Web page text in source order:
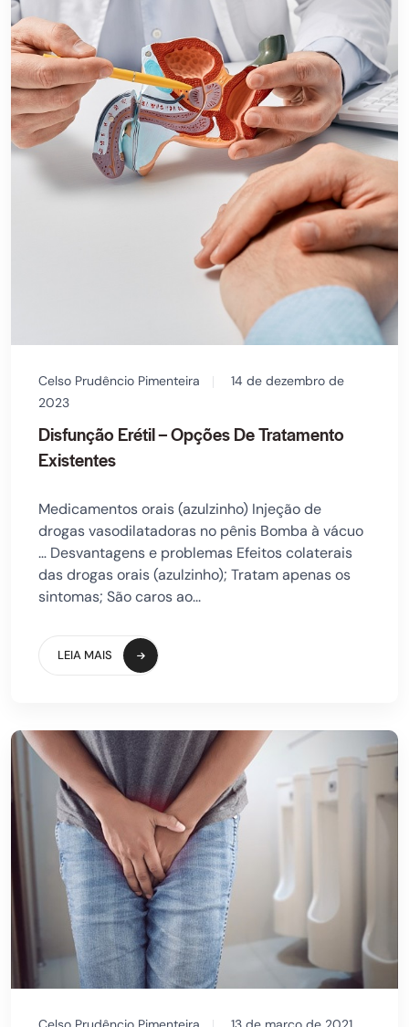
Celso Prudêncio Pimenteira
14 de dezembro de
2023
Disfunção Erétil – Opções De Tratamento
Existentes
Medicamentos orais (azulzinho) Injeção de
drogas vasodilatadoras no pênis Bomba à vácuo
… Desvantagens e problemas Efeitos colaterais
das drogas orais (azulzinho); Tratam apenas os
sintomas; São caros ao...
LEIA MAIS